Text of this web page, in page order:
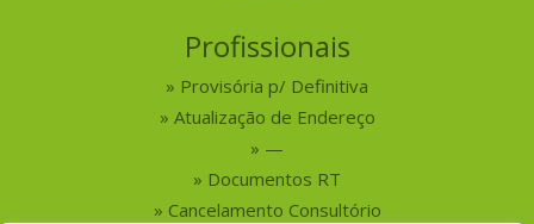
Profissionais
Provisória p/ Definitiva
Atualização de Endereço
—
Documentos RT
Cancelamento Consultório